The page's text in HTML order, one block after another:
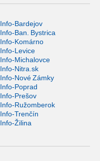
Info-Bardejov
Info-Ban. Bystrica
Info-Komárno
Info-Levice
Info-Michalovce
Info-Nitra.sk
Info-Nové Zámky
Info-Poprad
Info-Prešov
Info-Ružomberok
Info-Trenčín
Info-Žilina